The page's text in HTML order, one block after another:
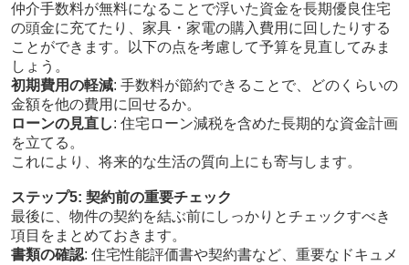
仲介手数料が無料になることで浮いた資金を長期優良住宅
の頭金に充てたり、家具・家電の購入費用に回したりする
ことができます。以下の点を考慮して予算を見直してみま
しょう。
初期費用の軽減: 手数料が節約できることで、どのくらいの
金額を他の費用に回せるか。
ローンの見直し: 住宅ローン減税を含めた長期的な資金計画
を立てる。
これにより、将来的な生活の質向上にも寄与します。
ステップ5: 契約前の重要チェック
最後に、物件の契約を結ぶ前にしっかりとチェックすべき
項目をまとめておきます。
書類の確認: 住宅性能評価書や契約書など、重要なドキュメ